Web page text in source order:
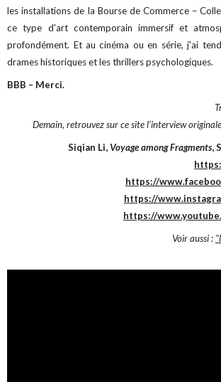
les installations de la Bourse de Commerce –
ce type d'art contemporain immersif et
profondément. Et au cinéma ou en série, j'ai
drames historiques et les thrillers psychologiques.
BBB – Merci.
Demain, retrouvez sur ce site l’interview
Siqian Li, Voyage among Fragments,
https://
https://
https://
Voir aussi :